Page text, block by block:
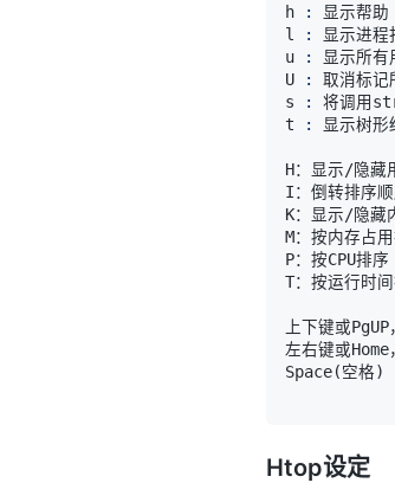
h
:
l
:
u
:
U
:
s
:
t
:
上下键或
左右键或
Space(空格)
Htop设定